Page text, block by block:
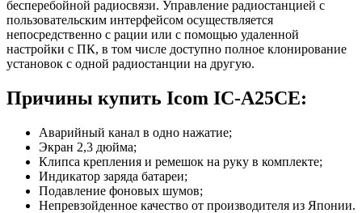
бесперебойной радиосвязи. Управление радиостанцией с
пользовательским интерфейсом осуществляется
непосредственно с рации или с помощью удаленной
настройки с ПК, в том числе доступно полное клонирование
установок с одной радиостанции на другую.
Причины купить Icom IC-A25CE:
Аварийный канал в одно нажатие;
Экран 2,3 дюйма;
Клипса крепления и ремешок на руку в комплекте;
Индикатор заряда батареи;
Подавление фоновых шумов;
Непревзойденное качество от производителя из Японии.